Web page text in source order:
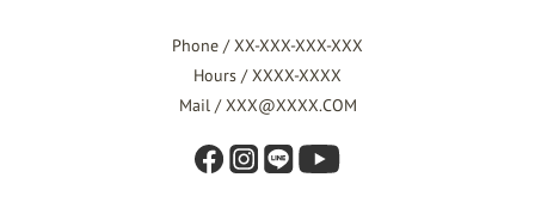
Phone / XX-XXX-XXX-XXX
Hours / XXXX-XXXX
Mail / XXX@XXXX.COM